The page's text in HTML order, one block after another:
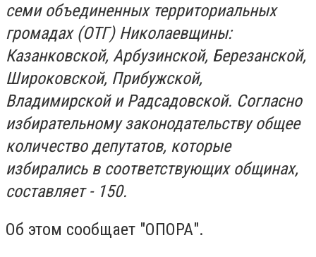
семи объединенных территориальных
громадах (ОТГ) Николаевщины:
Казанковской, Арбузинской, Березанской,
Широковской, Прибужской,
Владимирской и Радсадовской. Согласно
избирательному законодательству общее
количество депутатов, которые
избирались в соответствующих общинах,
составляет - 150.
Об этом сообщает "ОПОРА".